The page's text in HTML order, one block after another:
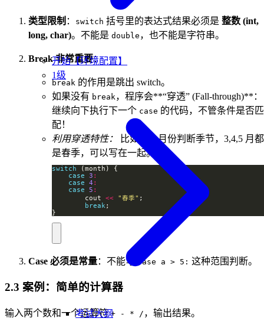
开始【环境配置】
1级
考试大纲
类型限制 ： switch 括号里的表达式结果必须是 整数 (int,
long, char)。不能是 double ，也不能是字符串。
Break 非常重要：
break 的作用是跳出 switch。
如果没有 break ，程序会**“穿透” (Fall-through)**：
继续向下执行下一个 case 的代码，不管条件是否匹
配！
利用穿透特性：
比如输入月份判断季节，3,4,5 月都
是春季，可以写在一起。
switch
case
3 :
case
4 :
case
5 :
        cout
<< "春季"
break
}
Case 必须是常量：不能写 case a > 5: 这种范围判断。
2.3 案例：简单的计算器
输入两个数和一个运算符+ - * / ，输出结果。